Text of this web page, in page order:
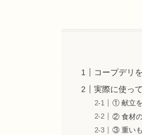
コープデリ
実際に使っ
① 献立
② 食材
③ 重い